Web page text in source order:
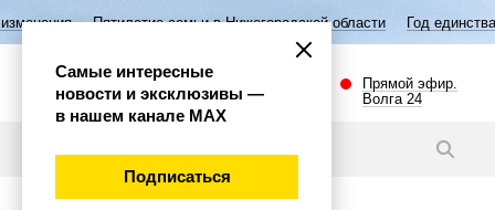
семьи в Нижегородской области Год единства народов России
Прямой эфир.
Волга 24
Самые интересные
новости и эксклюзивы —
в нашем канале МАХ
Подписаться